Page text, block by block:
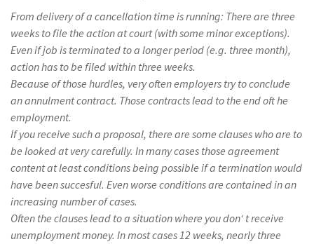
From delivery of a cancellation time is running: There are three
weeks to file the action at court (with some minor exceptions).
Even if job is terminated to a longer period (e.g. three month),
action has to be filed within three weeks.
Because of those hurdles, very often employers try to conclude
an annulment contract. Those contracts lead to the end oft he
employment.
If you receive such a proposal, there are some clauses who are to
be looked at very carefully. In many cases those agreement
content at least conditions being possible if a termination would
have been succesful. Even worse conditions are contained in an
increasing number of cases.
Often the clauses lead to a situation where you don‘ t receive
unemployment money. In most cases 12 weeks, nearly three